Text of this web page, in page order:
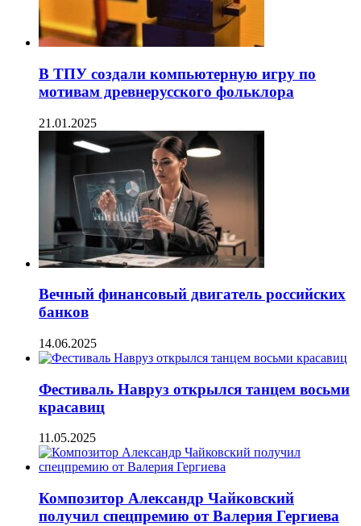
В ТПУ создали компьютерную игру по
мотивам древнерусского фольклора
21.01.2025
Вечный финансовый двигатель российских
банков
14.06.2025
Фестиваль Навруз открылся танцем восьми
красавиц
11.05.2025
Композитор Александр Чайковский
получил спецпремию от Валерия Гергиева